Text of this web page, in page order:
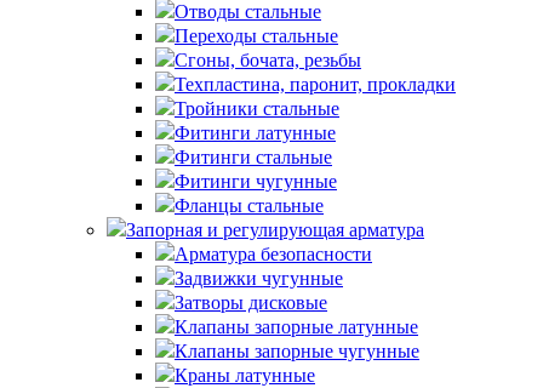
Отводы стальные
Переходы стальные
Сгоны, бочата, резьбы
Техпластина, паронит, прокладки
Тройники стальные
Фитинги латунные
Фитинги стальные
Фитинги чугунные
Фланцы стальные
Запорная и регулирующая арматура
Арматура безопасности
Задвижки чугунные
Затворы дисковые
Клапаны запорные латунные
Клапаны запорные чугунные
Краны латунные